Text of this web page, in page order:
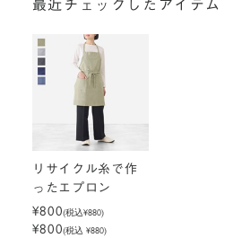
最近チェックしたアイテム
リサイクル糸で作
ったエプロン
¥800(税込¥880)
¥800(税込 ¥880)